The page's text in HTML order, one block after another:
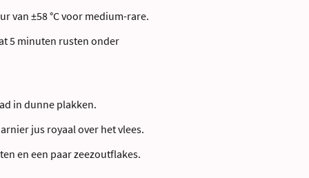
van ±58 °C voor medium-rare.
5 minuten rusten onder
in dunne plakken.
jus royaal over het vlees.
en een paar zeezoutflakes.